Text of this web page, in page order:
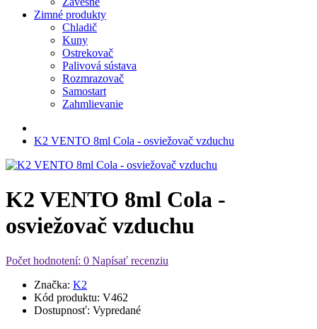
Zimné produkty
Chladič
Kuny
Ostrekovač
Palivová sústava
Rozmrazovač
Samostart
Zahmlievanie
K2 VENTO 8ml Cola - osviežovač vzduchu
K2 VENTO 8ml Cola -
osviežovač vzduchu
Počet hodnotení: 0 Napísať recenziu
Značka: K2
Kód produktu: V462
Dostupnosť: Vypredané